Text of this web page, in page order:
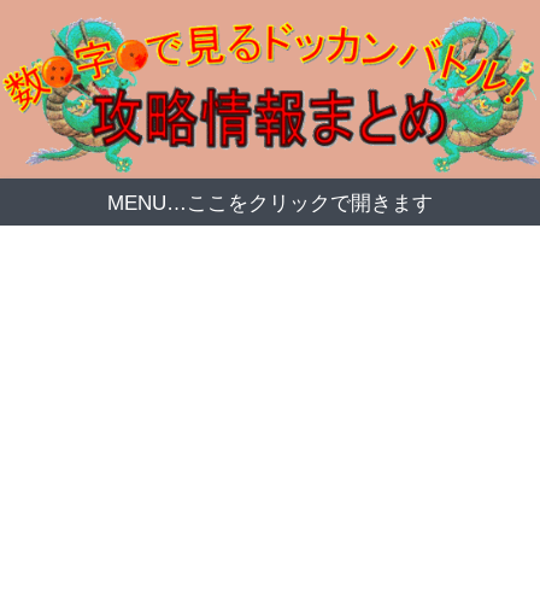
MENU…ここをクリックで開きます